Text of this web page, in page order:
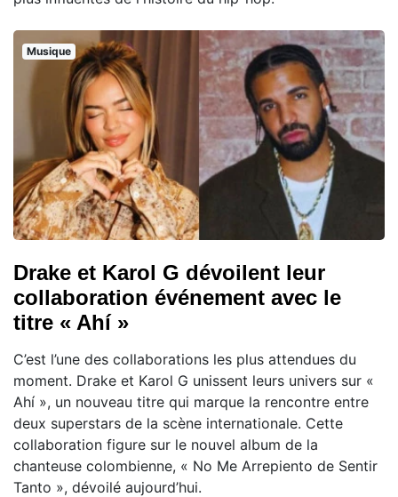
Musique
Drake et Karol G dévoilent leur
collaboration événement avec le
titre « Ahí »
C’est l’une des collaborations les plus attendues du
moment. Drake et Karol G unissent leurs univers sur «
Ahí », un nouveau titre qui marque la rencontre entre
deux superstars de la scène internationale. Cette
collaboration figure sur le nouvel album de la
chanteuse colombienne, « No Me Arrepiento de Sentir
Tanto », dévoilé aujourd’hui.